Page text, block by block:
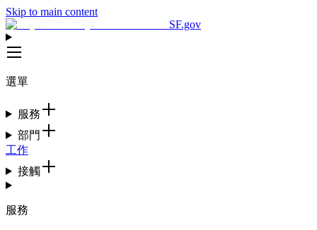
Skip to main content
SF.gov
選單
服務
部門
工作
接觸
服務